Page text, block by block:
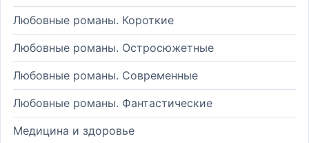
Любовные романы. Короткие
Любовные романы. Остросюжетные
Любовные романы. Современные
Любовные романы. Фантастические
Медицина и здоровье